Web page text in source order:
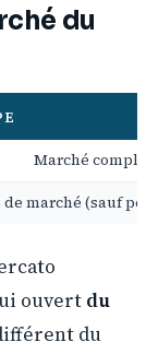
du
Marché
de marché (sauf
ouvert du
du